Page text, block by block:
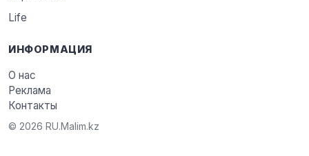
Life
ИНФОРМАЦИЯ
О нас
Реклама
Контакты
© 2026 RU.Malim.kz